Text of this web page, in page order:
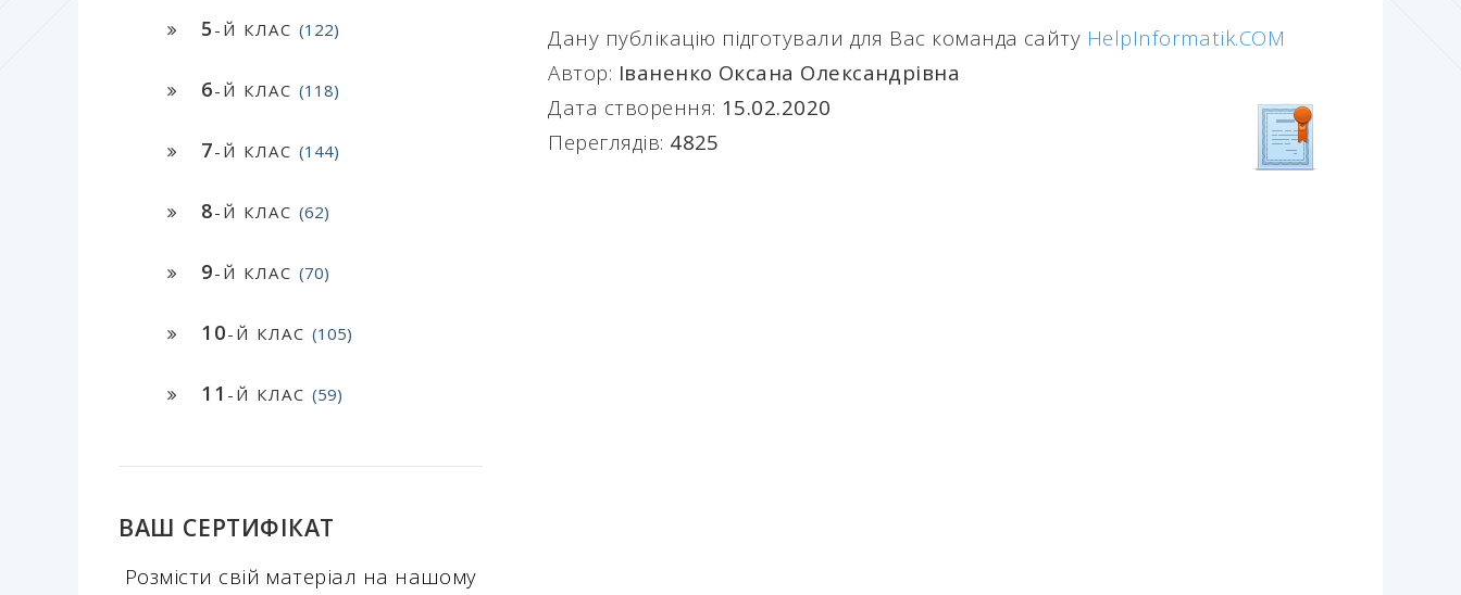
5 -Й КЛАС (122)
6-Й КЛАС (118)
7-Й КЛАС (144)
8-Й КЛАС (62)
9-Й КЛАС (70)
10-Й КЛАС (105)
11 -Й КЛАС (59)
ВАШ СЕРТИФІКАТ
Розмісти свій матеріал на нашому
Дану публікацію підготували для Вас команда сайту HelpInformatik.COM
Автор: Іваненко Оксана Олександрівна
Дата створення: 15.02.2020
Переглядів: 4825